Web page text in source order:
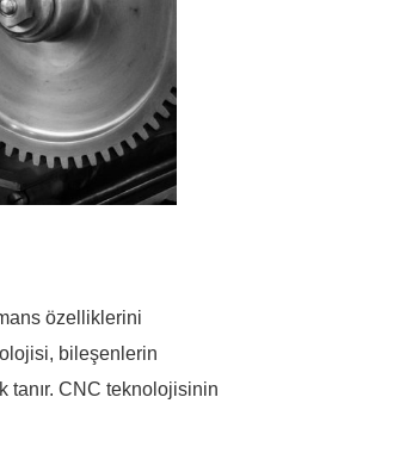
özelliklerini
bileşenlerin
CNC teknolojisinin